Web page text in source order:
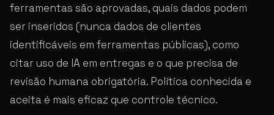
ferramentas são aprovadas, quais dados podem
ser inseridos (nunca dados de clientes
identificáveis em ferramentas públicas), como
citar uso de IA em entregas e o que precisa de
revisão humana obrigatória. Política conhecida e
aceita é mais eficaz que controle técnico.